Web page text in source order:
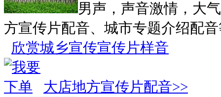
男声，声音激情，大
方宣传片配音、城市专题介绍配
欣赏城乡宣传宣传片样音
大店地方宣传片配音>>